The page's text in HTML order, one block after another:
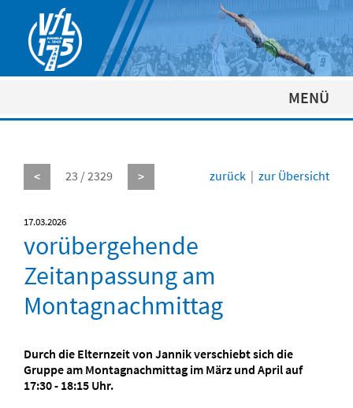
MENÜ
< 23 / 2329 > zurück | zur Übersicht
17.03.2026
vorübergehende
Zeitanpassung am
Montagnachmittag
Durch die Elternzeit von Jannik verschiebt sich die
Gruppe am Montagnachmittag im März und April auf
17:30 - 18:15 Uhr.